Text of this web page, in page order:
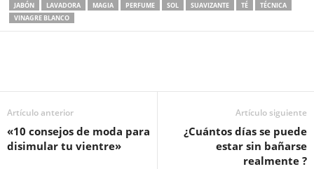
JABÓN LAVADORA MAGIA PERFUME SOL SUAVIZANTE TÉ
TÉCNICA
VINAGRE BLANCO
Artículo anterior
«10 consejos de moda para
disimular tu vientre»
Artículo siguiente
¿Cuántos días se puede
estar sin bañarse
realmente ?